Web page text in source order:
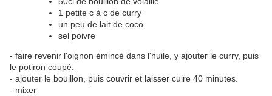
1 petite c à c de curry
un peu de lait de coco
sel poivre
- faire revenir l'oignon émincé dans l'huile, y ajouter le curry, puis
le potiron coupé.
- ajouter le bouillon, puis couvrir et laisser cuire 40 minutes.
- mixer